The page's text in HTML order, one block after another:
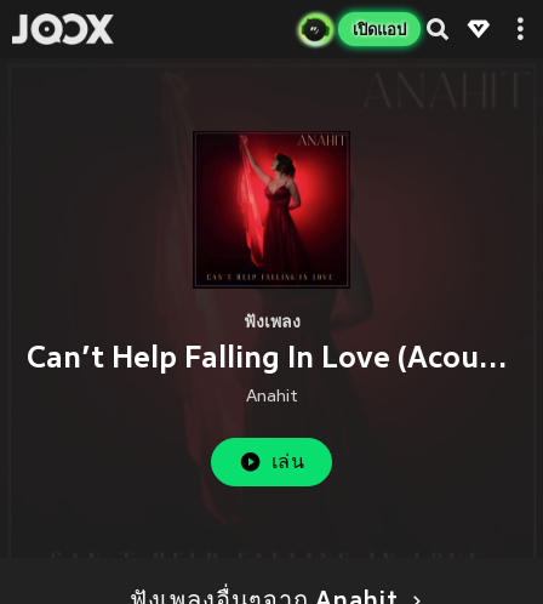
เปิดแอป
ฟังเพลง
Can’t Help Falling In Love (Acoustic)
Anahit
เล่น